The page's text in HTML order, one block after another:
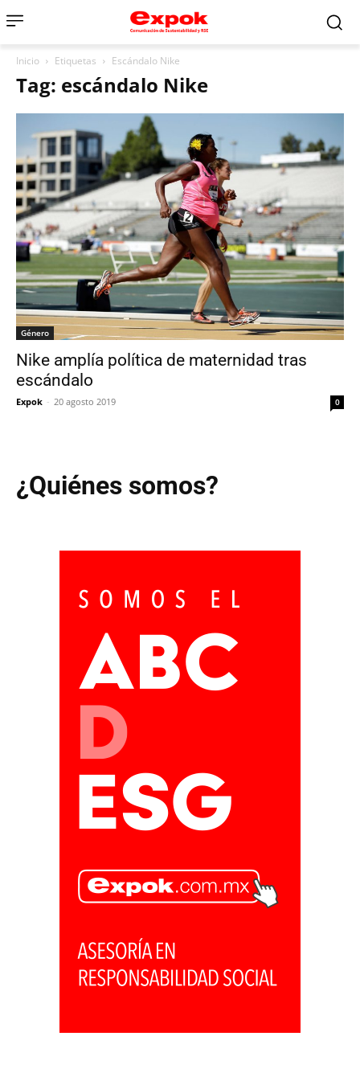
Inicio Etiquetas Escándalo Nike
Tag: escándalo Nike
Género
Nike amplía política de maternidad tras
escándalo
Expok - 20 agosto 2019 0
¿Quiénes somos?